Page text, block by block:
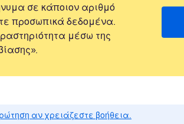
σε κάποιον αριθμό
προσωπικά δεδομένα.
μέσω της
αν χρειάζεστε βοήθεια.